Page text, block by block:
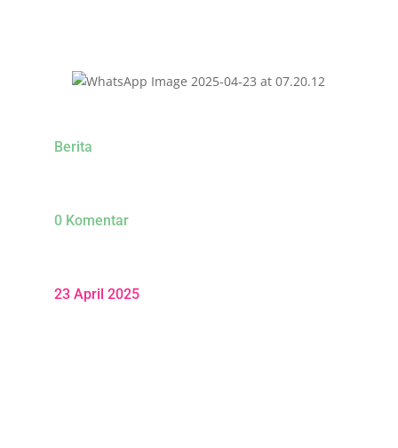
Berita
0 Komentar
23 April 2025